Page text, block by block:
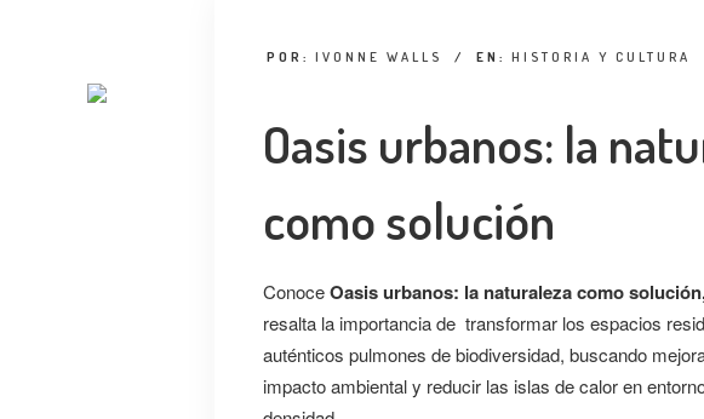
POR: IVONNE WALLS / EN: HISTORIA Y CULTURA
Oasis urbanos: la
como solución
ConoceOasis urbanos: la naturaleza como
resalta la importancia de transformar los espacios
auténticos pulmones de biodiversidad, buscando
impacto ambiental y reducir las islas de calor en